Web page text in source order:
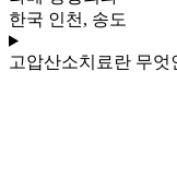
한국 인천, 송도
고압산소치료란 무엇